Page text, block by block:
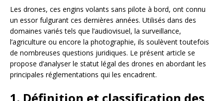
Les drones, ces engins volants sans pilote à bord, ont connu
un essor fulgurant ces dernières années. Utilisés dans des
domaines variés tels que l’audiovisuel, la surveillance,
l’agriculture ou encore la photographie, ils soulèvent toutefois
de nombreuses questions juridiques. Le présent article se
propose d’analyser le statut légal des drones en abordant les
principales réglementations qui les encadrent.
1. Définition et classification des